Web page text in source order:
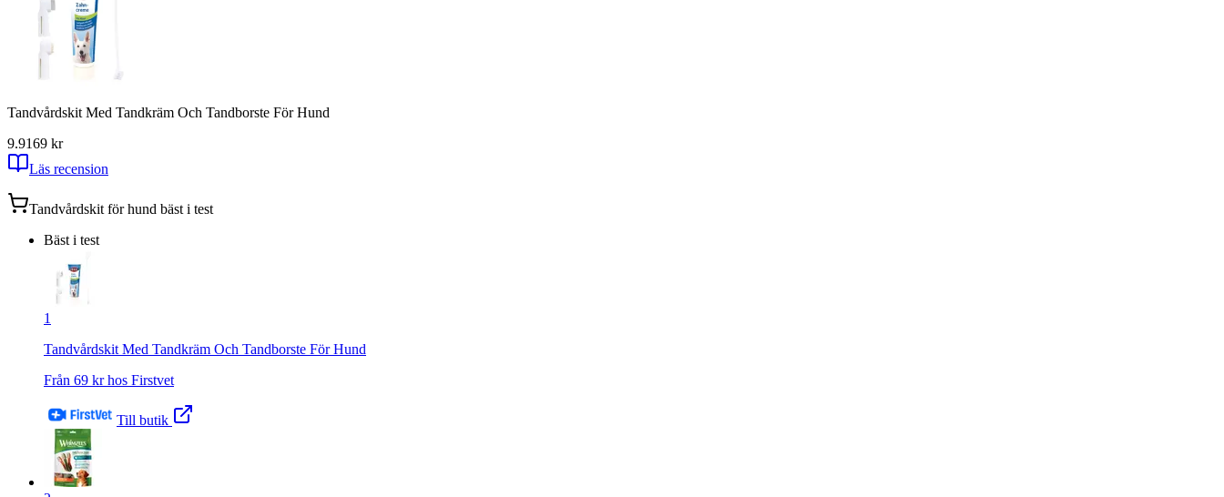
Tandvårdskit Med Tandkräm Och Tandborste För Hund
9.9169 kr
Läs recension
Tandvårdskit för hund bäst i test
Bäst i test
1
Tandvårdskit Med Tandkräm Och Tandborste För Hund
Från 69 kr hos Firstvet
Till butik